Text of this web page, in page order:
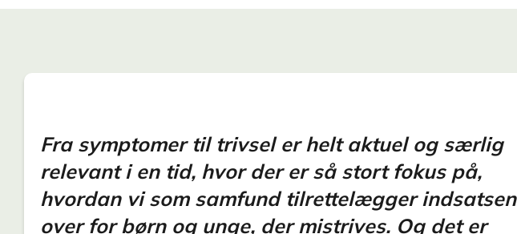
Fra symptomer til trivsel er helt aktuel og særlig
relevant i en tid, hvor der er så stort fokus på,
hvordan vi som samfund tilrettelægger indsatsen
over for børn og unge, der mistrives. Og det er